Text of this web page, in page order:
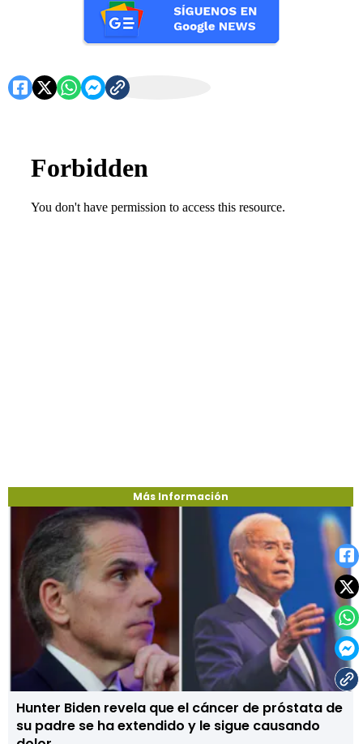
Más Información
Hunter Biden revela que el cáncer de próstata de
su padre se ha extendido y le sigue causando